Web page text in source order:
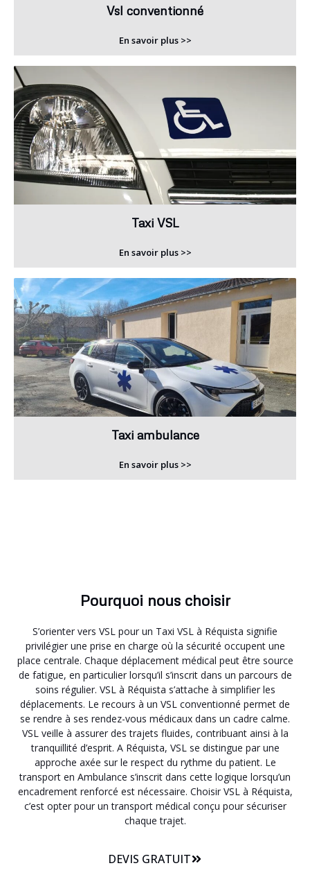
Vsl conventionné
En savoir plus >>
Taxi VSL
En savoir plus >>
Taxi ambulance
En savoir plus >>
Pourquoi nous choisir
S’orienter vers VSL pour un Taxi VSL à Réquista signifie
privilégier une prise en charge où la sécurité occupent une
place centrale. Chaque déplacement médical peut être source
de fatigue, en particulier lorsqu’il s’inscrit dans un parcours de
soins régulier. VSL à Réquista s’attache à simplifier les
déplacements. Le recours à un VSL conventionné permet de
se rendre à ses rendez-vous médicaux dans un cadre calme.
VSL veille à assurer des trajets fluides, contribuant ainsi à la
tranquillité d’esprit. A Réquista, VSL se distingue par une
approche axée sur le respect du rythme du patient. Le
transport en Ambulance s’inscrit dans cette logique lorsqu’un
encadrement renforcé est nécessaire. Choisir VSL à Réquista,
c’est opter pour un transport médical conçu pour sécuriser
chaque trajet.
DEVIS GRATUIT